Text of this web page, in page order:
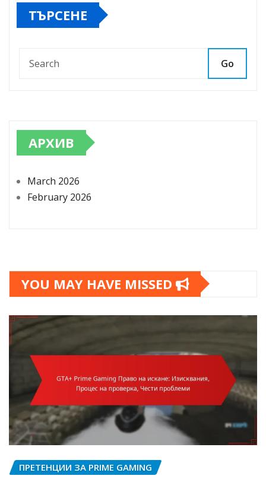
ТЪРСЕНЕ
Go
АРХИВ
March 2026
February 2026
YOU MAY HAVE MISSED
ПРЕТЕНЦИИ ЗА PRIME GAMING